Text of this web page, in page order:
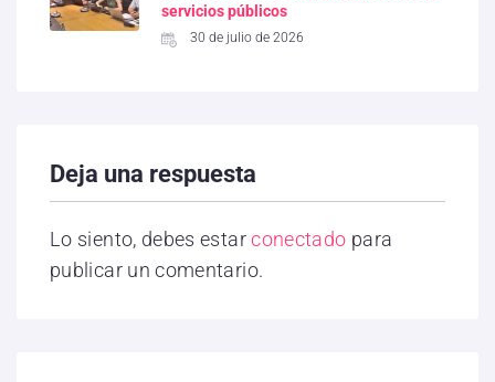
servicios públicos
30 de julio de 2026
Deja una respuesta
Lo siento, debes estarconectado para
publicar un comentario.